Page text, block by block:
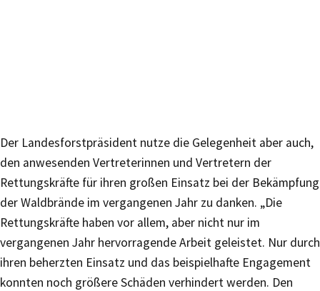
Der Landesforstpräsident nutze die Gelegenheit aber auch,
den anwesenden Vertreterinnen und Vertretern der
Rettungskräfte für ihren großen Einsatz bei der Bekämpfung
der Waldbrände im vergangenen Jahr zu danken. „Die
Rettungskräfte haben vor allem, aber nicht nur im
vergangenen Jahr hervorragende Arbeit geleistet. Nur durch
ihren beherzten Einsatz und das beispielhafte Engagement
konnten noch größere Schäden verhindert werden. Den